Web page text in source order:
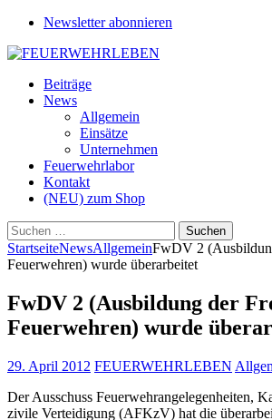
Newsletter abonnieren
Beiträge
News
Allgemein
Einsätze
Unternehmen
Feuerwehrlabor
Kontakt
(NEU) zum Shop
Suchen
nach:
StartseiteNewsAllgemeinFwDV 2
Feuerwehren) wurde überarbeitet
FwDV 2 (Ausbildung der
Feuerwehren) wurde
29. April 2012 FEUERWEHRLEBEN
Der Ausschuss Feuerwehrangelegenheiten,
zivile Verteidigung (AFKzV) hat die